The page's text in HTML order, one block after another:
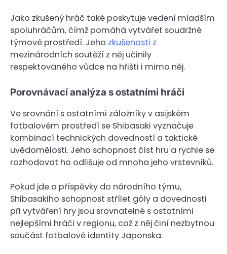
Jako zkušený hráč také poskytuje vedení mladším
spoluhráčům, čímž pomáhá vytvářet soudržné
týmové prostředí. Jeho zkušenosti z
mezinárodních soutěží z něj učinily
respektovaného vůdce na hřišti i mimo něj.
Porovnávací analýza s ostatními hráči
Ve srovnání s ostatními záložníky v asijském
fotbalovém prostředí se Shibasaki vyznačuje
kombinací technických dovedností a taktické
uvědomělosti. Jeho schopnost číst hru a rychle se
rozhodovat ho odlišuje od mnoha jeho vrstevníků.
Pokud jde o příspěvky do národního týmu,
Shibasakiho schopnost střílet góly a dovednosti
při vytváření hry jsou srovnatelné s ostatními
nejlepšími hráči v regionu, což z něj činí nezbytnou
součást fotbalové identity Japonska.